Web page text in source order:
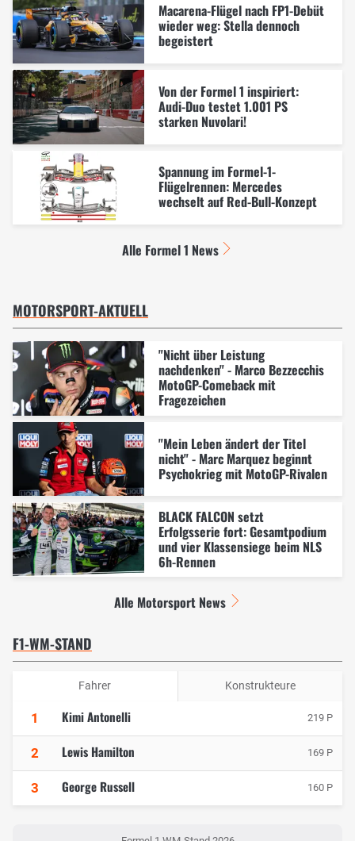
Macarena-Flügel nach FP1-Debüt
wieder weg: Stella dennoch
begeistert
Von der Formel 1 inspiriert:
Audi-Duo testet 1.001 PS
starken Nuvolari!
Spannung im Formel-1-
Flügelrennen: Mercedes
wechselt auf Red-Bull-Konzept
Alle Formel 1 News
MOTORSPORT-AKTUELL
"Nicht über Leistung
nachdenken" - Marco Bezzecchis
MotoGP-Comeback mit
Fragezeichen
"Mein Leben ändert der Titel
nicht" - Marc Marquez beginnt
Psychokrieg mit MotoGP-Rivalen
BLACK FALCON setzt
Erfolgsserie fort: Gesamtpodium
und vier Klassensiege beim NLS
6h-Rennen
Alle Motorsport News
F1-WM-STAND
Fahrer Konstrukteure
1 Kimi Antonelli 219 P
2 Lewis Hamilton 169 P
3 George Russell 160 P